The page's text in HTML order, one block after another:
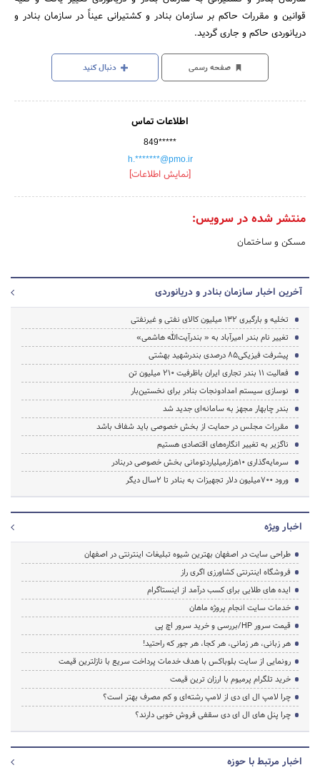
قوانین و مقررات حاکم بر سازمان بنادر و کشتیرانی عیناً در سازمان بنادر و
دریانوردی حاکم و جاری گردید.
صفحه رسمی دنبال کنید
اطلاعات تماس
849*****
h.*******@pmo.ir
[نمایش اطلاعات]
منتشر شده در سرویس:
مسکن و ساختمان
آخرین اخبار سازمان بنادر و دریانوردی
تخلیه و بارگیری ۱۳۲ میلیون کالای نفتی و غیرنفتی
تغییر نام بندر امیرآباد به « بندرآیت‌الله هاشمی»
پیشرفت فیزیکی‌۸۵ درصدی بندرشهید بهشتی
فعالیت ۱۱ بندر تجاری ایران باظرفیت ۲۱۰ میلیون تن
نوسازی سیستم امدادونجات بنادر برای نخستین‌بار
بندر چابهار مجهز به سامانه‌ای جدید شد
مقررات مجلس در حمایت از بخش خصوصی باید شفاف باشد
ناگزیر به تغییر انگاره‌های اقتصادی هستیم
سرمایه‌گذاری 10هزارمیلیاردتومانی بخش خصوصی دربنادر
ورود 700میلیون دلار تجهیزات‌ به بنادر تا 2سال دیگر
اخبار ویژه
طراحی سایت در اصفهان بهترین شیوه تبلیغات اینترنتی در اصفهان
فروشگاه اینترنتی کشاورزی اگری راز
ایده های طلایی برای کسب درآمد از اینستاگرام
خدمات سایت انجام پروژه ماهان
قیمت سرور HP/بررسی و خرید سرور اچ پی
هر زبانی، هر زمانی، هر کجا، هر جور که راحتید!
رونمایی از سایت بلوباکس با هدف خدمات پرداخت سریع با نازلترین قیمت
خرید تلگرام پرمیوم با ارزان ترین قیمت
چرا لامپ ال ای دی از لامپ رشته‌ای و کم مصرف بهتر است؟
چرا پنل های ال ای دی سقفی فروش خوبی دارند؟
اخبار مرتبط با حوزه